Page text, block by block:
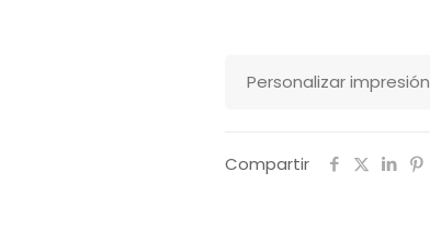
Personalizar impresión
Compartir